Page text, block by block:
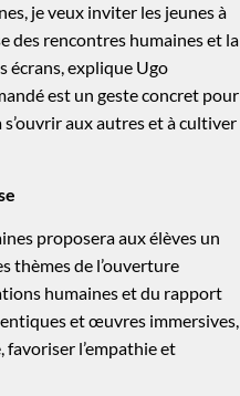
je veux inviter les jeunes à
des rencontres humaines et la
écrans, explique Ugo
est un geste concret pour
aux autres et à cultiver
proposera aux élèves un
thèmes de l’ouverture
humaines et du rapport
et œuvres immersives,
favoriser l’empathie et